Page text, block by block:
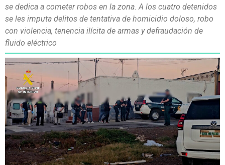
se dedica a cometer robos en la zona. A los cuatro detenidos
se les imputa delitos de tentativa de homicidio doloso, robo
con violencia, tenencia ilícita de armas y defraudación de
fluido eléctrico